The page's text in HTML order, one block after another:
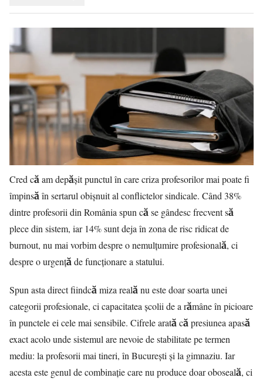
Cred că am depășit punctul în care criza profesorilor mai poate fi
împinsă în sertarul obișnuit al conflictelor sindicale. Când 38%
dintre profesorii din România spun că se gândesc frecvent să
plece din sistem, iar 14% sunt deja în zona de risc ridicat de
burnout, nu mai vorbim despre o nemulțumire profesională, ci
despre o urgență de funcționare a statului.
Spun asta direct fiindcă miza reală nu este doar soarta unei
categorii profesionale, ci capacitatea școlii de a rămâne în picioare
în punctele ei cele mai sensibile. Cifrele arată că presiunea apasă
exact acolo unde sistemul are nevoie de stabilitate pe termen
mediu: la profesorii mai tineri, în București și la gimnaziu. Iar
acesta este genul de combinație care nu produce doar oboseală, ci